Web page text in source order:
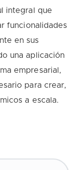
integral que
funcionalidades
en sus
una aplicación
empresarial,
para crear,
a escala.